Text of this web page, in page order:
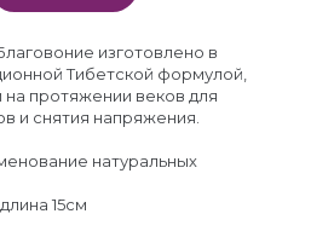
изготовлено в
Тибетской формулой,
протяжении веков для
и снятия напряжения.
натуральных
15см